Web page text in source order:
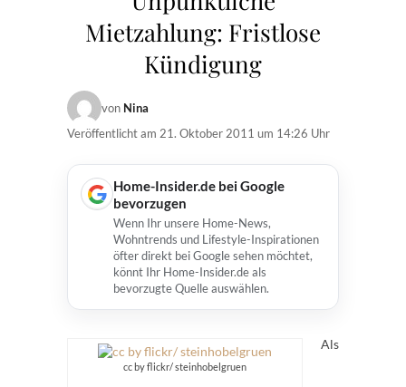
Mietzahlung: Fristlose
Kündigung
von Nina
Veröffentlicht am 21. Oktober 2011 um 14:26 Uhr
Home-Insider.de bei Google
bevorzugen
Wenn Ihr unsere Home-News,
Wohntrends und Lifestyle-Inspirationen
öfter direkt bei Google sehen möchtet,
könnt Ihr Home-Insider.de als
bevorzugte Quelle auswählen.
cc by flickr/ steinhobelgruen
Als